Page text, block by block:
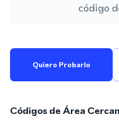
código
Quiero Probarlo
Códigos de Área